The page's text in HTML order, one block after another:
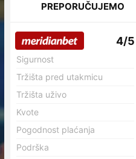
PREPORUČUJEMO
4/5
Sigurnost
Tržišta pred utakmicu
Tržišta uživo
Kvote
Pogodnost plaćanja
Podrška